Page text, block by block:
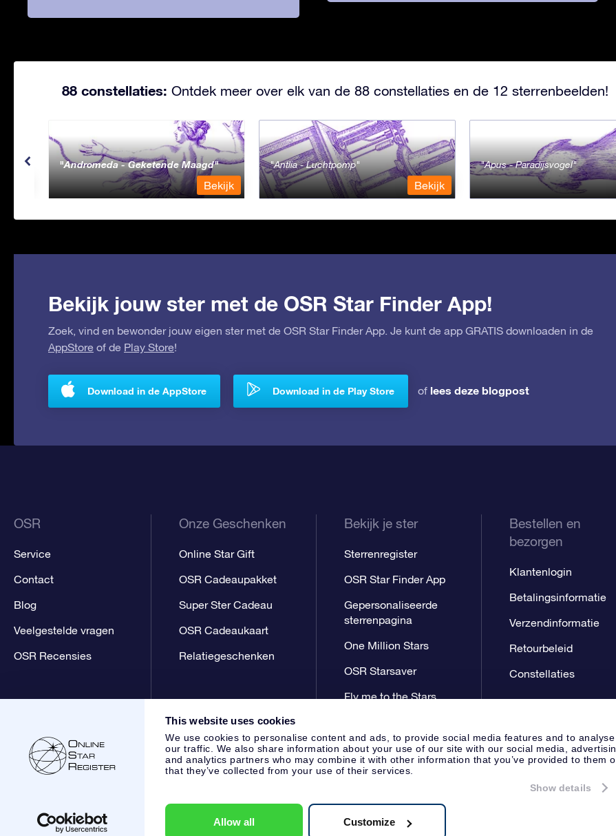
This website uses cookies
We use cookies to personalise content and ads, to provide social media features and to analyse
our traffic. We also share information about your use of our site with our social media,
and analytics partners who may combine it with other information that you’ve provided to them
that they’ve collected from your use of their services.
Show details
Allow all Customize
88 constellaties: Ontdek meer over elk van de 88 constellaties en de 12 sterrenbeelden!
Andromeda - Geketende Maagd
Bekijk
Antlia - Luchtpomp
Bekijk
Apus - Paradijsvogel
Bekijk jouw ster met de OSR Star Finder App!
Zoek, vind en bewonder jouw eigen ster met de OSR Star Finder App. Je kunt de app GRATIS downloaden in de
AppStore of de Play Store!
Download in de AppStore Download in de Play Store of lees deze blogpost
OSR
Service
Contact
Blog
Veelgestelde vragen
OSR Recensies
Onze Geschenken
Online Star Gift
OSR Cadeaupakket
Super Ster Cadeau
OSR Cadeaukaart
Relatiegeschenken
Bekijk je ster
Sterrenregister
OSR Star Finder App
Gepersonaliseerde
sterrenpagina
One Million Stars
OSR Starsaver
Fly me to the Stars
Bestellen en
bezorgen
Klantenlogin
Betalingsinformatie
Verzendinformatie
Retourbeleid
Constellaties
Klantenservice:help@osr.org KVK: 60333553, VAT: NL 8538.62.722B01
Privacyverklaring